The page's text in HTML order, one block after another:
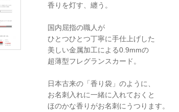
香りを灯す、纏う。
国内屈指の職人が
ひとつひとつ丁寧に手仕上げした
美しい金属加工による0.9mmの
超薄型フレグランスカード。
日本古来の「香り袋」のように、
お名刺入れに一緒に入れておくと
ほのかな香りがお名刺にうつります。